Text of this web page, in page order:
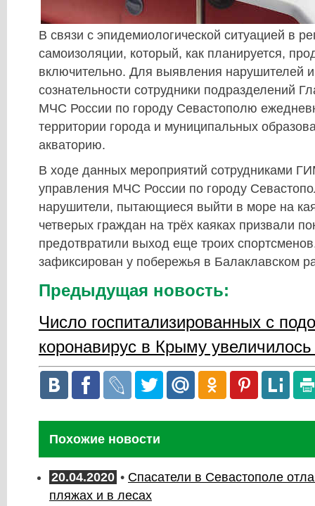
В связи с эпидемиологической ситуацией в
самоизоляции, который, как планируется,
включительно. Для выявления нарушителей
сознательности сотрудники подразделений
МЧС России по городу Севастополю
территории города и муниципальных
акваторию.
В ходе данных мероприятий сотрудниками
управления МЧС России по городу
нарушители, пытающиеся выйти в море на
четверых граждан на трёх каяках призвали
предотвратили выход еще троих
зафиксирован у побережья в Балаклавском
Предыдущая новость:
Число госпитализированных с
коронавирус в Крыму
Похожие новости
20.04.2020 • Спасатели в Севастополе
пляжах и в лесах